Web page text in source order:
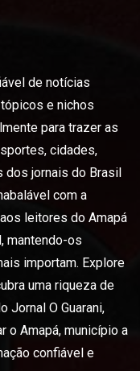
de notícias
e nichos
para trazer as
cidades,
jornais do Brasil
com a
leitores do Amapá
mantendo-os
importam. Explore
uma riqueza de
Jornal O Guarani,
o Amapá, município a
confiável e